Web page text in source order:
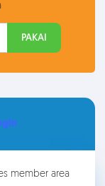
PAKAI
member area